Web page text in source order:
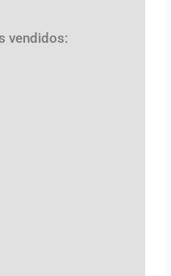
vendidos: